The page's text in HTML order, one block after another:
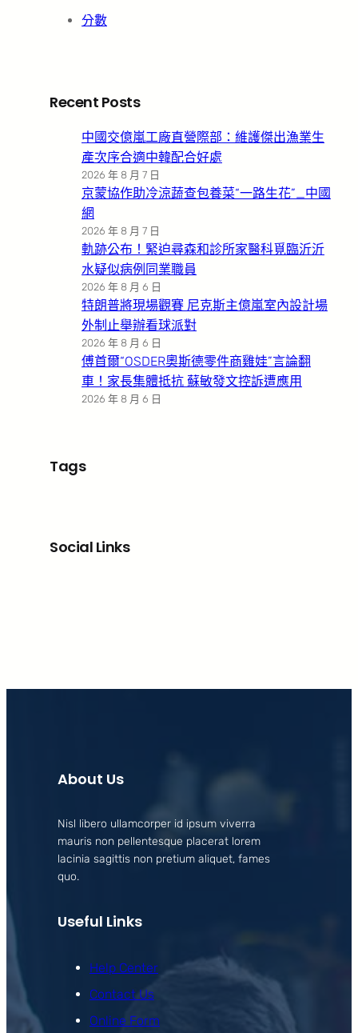
分數
Recent Posts
中國交億嵐工廠直營際部：維護傑出漁業生
產次序合適中韓配合好處
2026 年 8 月 7 日
京蒙協作助冷涼蔬查包養菜“一路生花”_中國
網
2026 年 8 月 7 日
軌跡公布！緊迫尋森和診所家醫科覓臨沂沂
水疑似病例同業職員
2026 年 8 月 6 日
特朗普將現場觀賽 尼克斯主億嵐室內設計場
外制止舉辦看球派對
2026 年 8 月 6 日
傅首爾“OSDER奧斯德零件商雞娃”言論翻
車！家長集體抵抗 蘇敏發文控訴遭應用
2026 年 8 月 6 日
Tags
Social Links
About Us
Nisl libero ullamcorper id ipsum viverra
mauris non pellentesque placerat lorem
lacinia sagittis non pretium aliquet, fames
quo.
Useful Links
Help Center
Contact Us
Online Form